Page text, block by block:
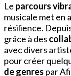
Le parcours
musicale met en
résilience.
grâce à des
avec divers
pour créer
de genres par